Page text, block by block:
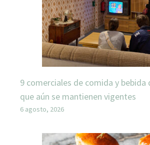
9 comerciales de comida y bebida
que aún se mantienen vigentes
6 agosto, 2026